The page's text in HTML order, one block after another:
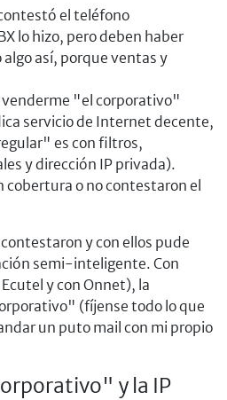
el teléfono
lo hizo, pero deben haber
así, porque ventas y
"el corporativo"
servicio de Internet decente,
es con filtros,
y dirección IP privada).
cobertura o no contestaron el
y con ellos pude
semi-inteligente. Con
y con Onnet), la
(fíjense todo lo que
un puto mail con mi propio
y la IP